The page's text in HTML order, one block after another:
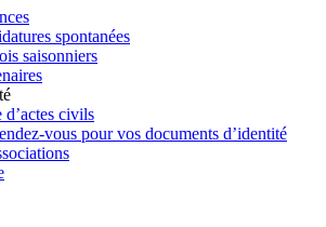
spontanées
saisonniers
d’actes civils
vous pour vos documents d’identité